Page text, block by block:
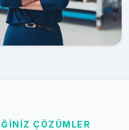
ÇÖZÜMLER